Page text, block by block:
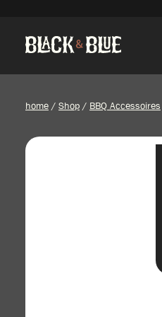
home / Shop / BBQ Accessoires